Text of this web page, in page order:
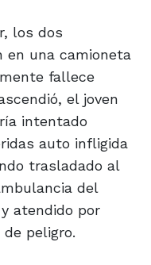
los dos
en una camioneta
fallece
el joven
intentado
auto infligida
trasladado al
del
atendido por
peligro.